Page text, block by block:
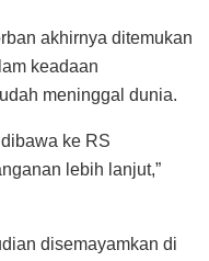
akhirnya ditemukan
keadaan
meninggal dunia.
ke RS
lebih lanjut,”
disemayamkan di